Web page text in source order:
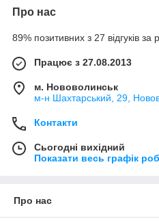
Про нас
89% позитивних з 27 відгуків за
Працює з 27.08.2013
м. Нововолинськ
м-н Шахтарський, 29,
Контакти
Сьогодні вихідний
Показати весь графік
Про нас